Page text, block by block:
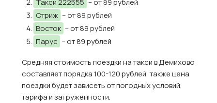
Такси 222555 – от 89 рублей
Стриж – от 89 рублей
Восток – от 89 рублей
Парус – от 89 рублей
Средняя стоимость поездки на такси в Демихово
составляет порядка 100-120 рублей, также цена
поездки будет зависеть от погодных условий,
тарифа и загруженности.